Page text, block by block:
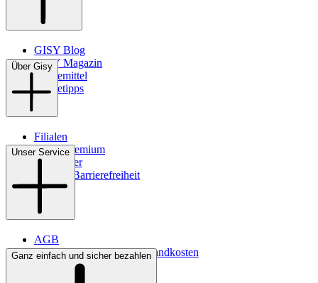
GISY Blog
GISY Magazin
Pflegemittel
Pflegetipps
Über Gisy
Filialen
WMS-Premium
Newsletter
Digitale Barrierefreiheit
Unser Service
AGB
Lieferbedingungen & Versandkosten
Bezahlung
Ganz einfach und sicher bezahlen